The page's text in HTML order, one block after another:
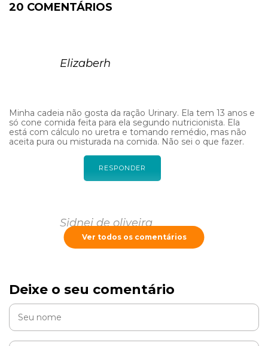
20 COMENTÁRIOS
Elizaberh
Minha cadeia não gosta da ração Urinary. Ela tem 13 anos e
só cone comida feita para ela segundo nutricionista. Ela
está com cálculo no uretra e tomando remédio, mas não
aceita pura ou misturada na comida. Não sei o que fazer.
RESPONDER
Sidnei de oliveira
cachorro pis cirurgia de cristais .Posso misturar a ração com
outra para ajudar na alimentação devido o preço muito caro
Ver todos os comentários
Deixe o seu comentário